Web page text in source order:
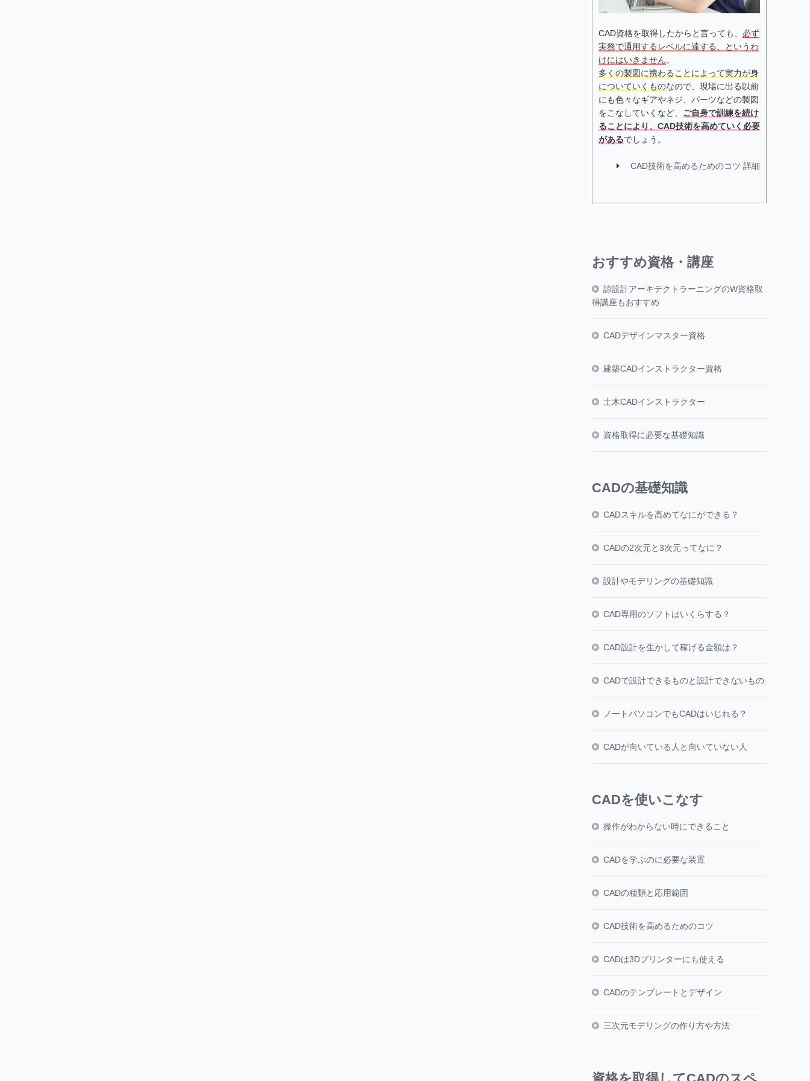
CAD資格を取得したからと言っても、 必ず
実務で通用するレベルに達する、というわ
けにはいきません。
多くの製図に携わることによって実力が身
についていくものなので、現場に出る以前
にも色々なギアやネジ、パーツなどの製図
をこなしていくなど、 ご自身で訓練を続け
ることにより、CAD技術を高めていく必要
があるでしょう。
CAD技術を高めるためのコツ 詳細
おすすめ資格・講座
諒設計アーキテクトラーニングのW資格取
得講座もおすすめ
CADデザインマスター資格
建築CADインストラクター資格
土木CADインストラクター
資格取得に必要な基礎知識
CADの基礎知識
CADスキルを高めてなにができる？
CADの2次元と3次元ってなに？
設計やモデリングの基礎知識
CAD専用のソフトはいくらする？
CAD設計を生かして稼げる金額は？
CADで設計できるものと設計できないもの
ノートパソコンでもCADはいじれる？
CADが向いている人と向いていない人
CADを使いこなす
操作がわからない時にできること
CADを学ぶのに必要な装置
CADの種類と応用範囲
CAD技術を高めるためのコツ
CADは3Dプリンターにも使える
CADのテンプレートとデザイン
三次元モデリングの作り方や方法